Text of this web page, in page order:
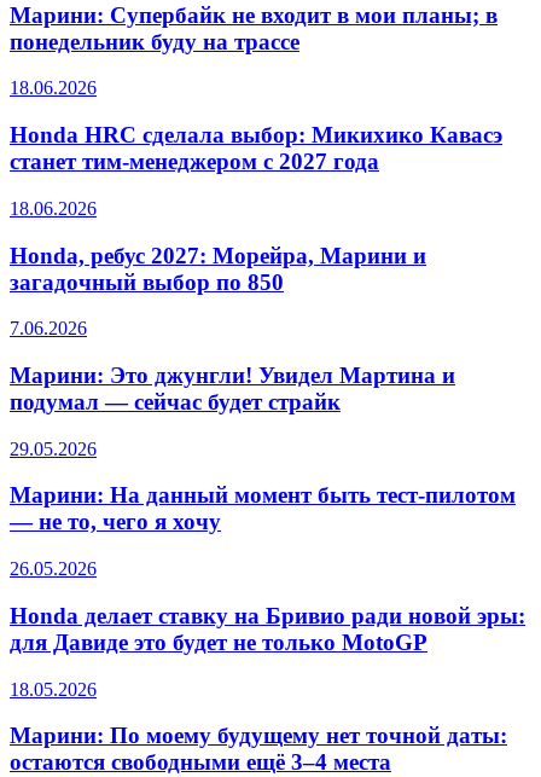
Марини: Супербайк не входит в мои планы; в
понедельник буду на трассе
18.06.2026
Honda HRC сделала выбор: Микихико Кавасэ
станет тим-менеджером с 2027 года
18.06.2026
Honda, ребус 2027: Морейра, Марини и
загадочный выбор по 850
7.06.2026
Марини: Это джунгли! Увидел Мартина и
подумал — сейчас будет страйк
29.05.2026
Марини: На данный момент быть тест-пилотом
— не то, чего я хочу
26.05.2026
Honda делает ставку на Бривио ради новой эры:
для Давиде это будет не только MotoGP
18.05.2026
Марини: По моему будущему нет точной даты:
остаются свободными ещё 3–4 места